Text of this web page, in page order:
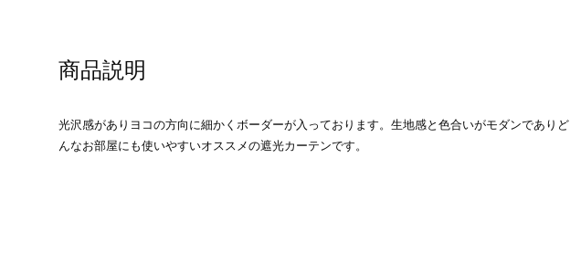
商品説明
光沢感がありヨコの方向に細かくボーダーが入っております。生地感と色合いがモダンでありど
んなお部屋にも使いやすいオススメの遮光カーテンです。